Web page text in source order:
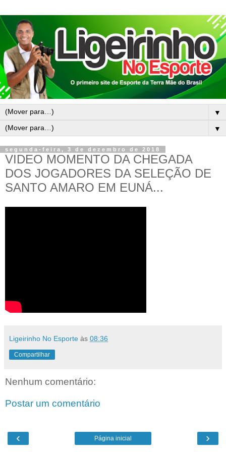
▼
▼
segunda-feira, 3 de dezembro de 2018
VIDEO MOMENTO DA CHEGADA
DOS JOGADORES DA SELEÇÃO DE
SANTO AMARO EM EUNÁ...
Ligeirinho No Esporte às 08:36
Compartilhar
Nenhum comentário:
Postar um comentário
‹ ›
Página inicial